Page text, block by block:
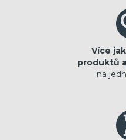
Více
produktů
na